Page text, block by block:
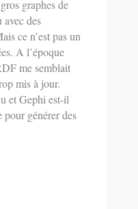
graphes de
avec des
ce n’est pas un
A l’époque
me semblait
mis à jour.
et Gephi est-il
générer des